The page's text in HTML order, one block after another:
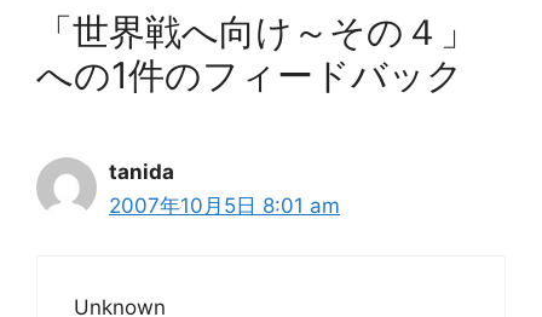
「世界戦へ向け～その４」
への1件のフィードバック
tanida
2007年10月5日 8:01 am
Unknown